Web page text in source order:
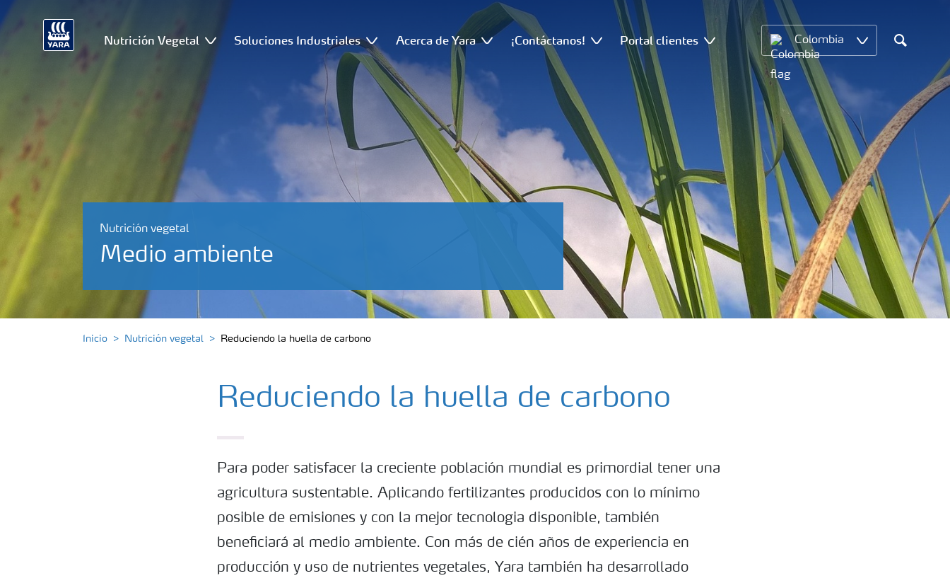
Nutrición Vegetal Soluciones Industriales Acerca de Yara ¡Contáctanos! Portal clientes Colombia
Search
Nutrición vegetal
Medio ambiente
Inicio Nutrición vegetal Reduciendo la huella de carbono
Reduciendo la huella de carbono
Para poder satisfacer la creciente población mundial es primordial tener una
agricultura sustentable. Aplicando fertilizantes producidos con lo mínimo
posible de emisiones y con la mejor tecnologia disponible, también
beneficiará al medio ambiente. Con más de cién años de experiencia en
producción y uso de nutrientes vegetales, Yara también ha desarrollado